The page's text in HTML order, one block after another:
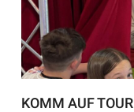
KOMM AUF TOUR